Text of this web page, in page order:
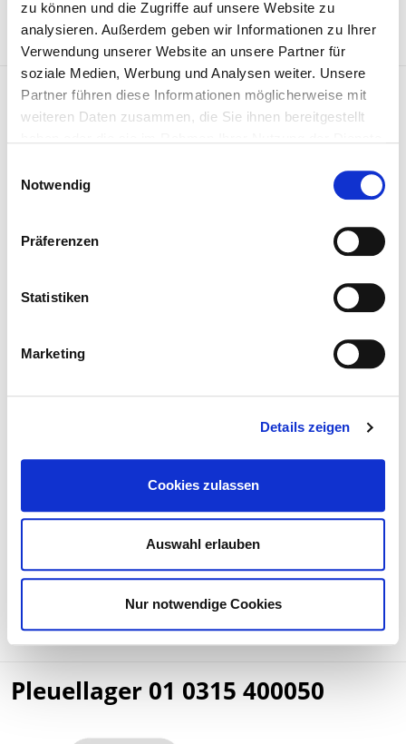
zu können und die Zugriffe auf unsere Website zu
analysieren. Außerdem geben wir Informationen zu Ihrer
Verwendung unserer Website an unsere Partner für
soziale Medien, Werbung und Analysen weiter. Unsere
Partner führen diese Informationen möglicherweise mit
weiteren Daten zusammen, die Sie ihnen bereitgestellt
Notwendig
Präferenzen
Statistiken
Marketing
Details zeigen
Cookies zulassen
Auswahl erlauben
Nur notwendige Cookies
Вес:
0,15 kg/Stk
Pleuellager 01 0315 400025
Цена по запросу
Вес:
Сравнительные числа:
51.02410.6535
407 038 09 10
Pleuellager 01 0315 400050